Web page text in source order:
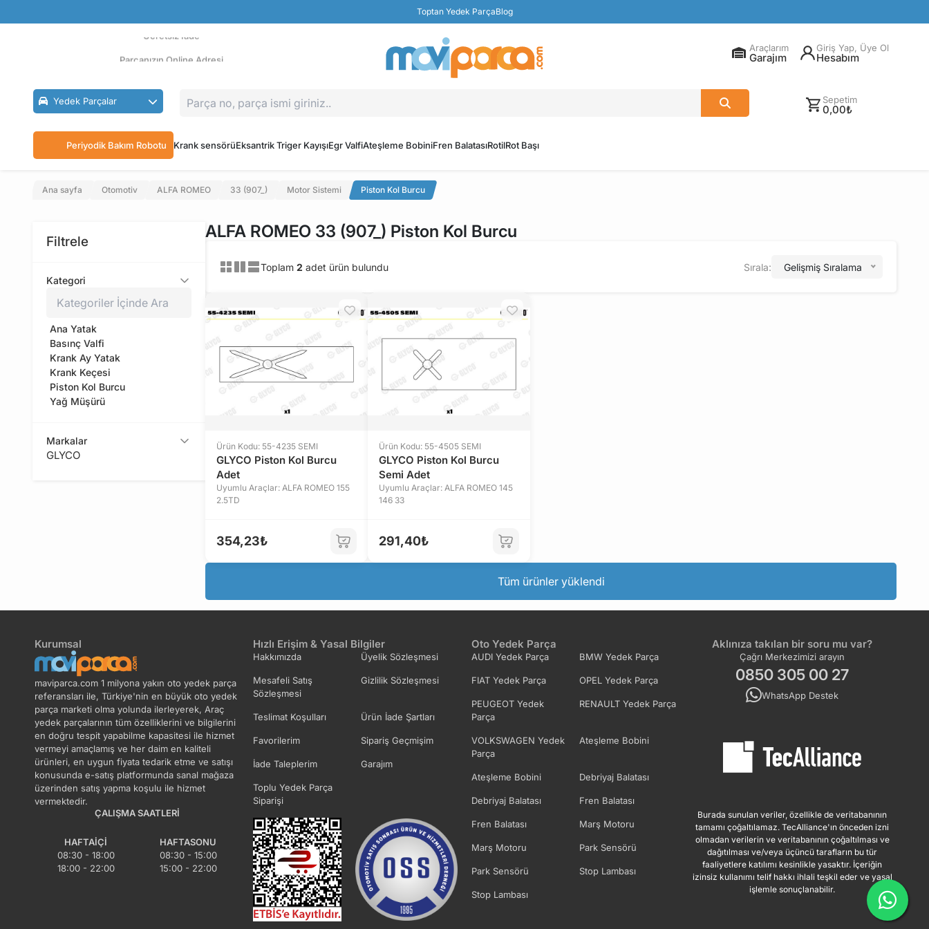
Toptan Yedek ParçaBlog
Parçanızın Online Adresi
Araçlarım
Garajım
Giriş Yap, Üye Ol
Hesabım
Yedek Parçalar Sepetim
0,00₺
Periyodik Bakım Robotu Krank sensörüEksantrik Triger KayışıEgr ValfiAteşleme BobiniFren BalatasıRotilRot Başı
Ana sayfa Otomotiv ALFA ROMEO 33 (907_) Motor Sistemi Piston Kol Burcu
Filtrele
Kategori
Ana Yatak
Basınç Valfi
Krank Ay Yatak
Krank Keçesi
Piston Kol Burcu
Yağ Müşürü
Markalar
GLYCO
ALFA ROMEO 33 (907_) Piston Kol Burcu
Toplam 2 adet ürün bulundu Sırala: Gelişmiş Sıralama
Ürün Kodu: 55-4235 SEMI
GLYCO Piston Kol Burcu
Adet
Uyumlu Araçlar: ALFA ROMEO 155
2.5TD
354,23₺
Ürün Kodu: 55-4505 SEMI
GLYCO Piston Kol Burcu
Semi Adet
Uyumlu Araçlar: ALFA ROMEO 145
146 33
291,40₺
Tüm ürünler yüklendi
Kurumsal
maviparca.com 1 milyona yakın oto yedek parça
referansları ile, Türkiye'nin en büyük oto yedek
parça marketi olma yolunda ilerleyerek, Araç
yedek parçalarının tüm özelliklerini ve bilgilerini
en doğru tespit yapabilme kapasitesi ile hizmet
vermeyi amaçlamış ve her daim en kaliteli
ürünleri, en uygun fiyata tedarik etme ve satışı
konusunda e-satış platformunda sanal mağaza
üzerinden satış yapma koşulu ile hizmet
vermektedir.
ÇALIŞMA SAATLERI
HAFTAIÇI
08:30 - 18:00
18:00 - 22:00
HAFTASONU
08:30 - 15:00
15:00 - 22:00
Hızlı Erişim & Yasal Bilgiler
Hakkımızda Üyelik Sözleşmesi
Mesafeli Satış
Sözleşmesi
Gizlilik Sözleşmesi
Teslimat Koşulları Ürün İade Şartları
Favorilerim Sipariş Geçmişim
İade Taleplerim Garajım
Toplu Yedek Parça
Siparişi
Oto Yedek Parça
AUDI Yedek Parça BMW Yedek Parça
FIAT Yedek Parça OPEL Yedek Parça
PEUGEOT Yedek
Parça
RENAULT Yedek Parça
VOLKSWAGEN Yedek
Parça
Ateşleme Bobini
Ateşleme Bobini Debriyaj Balatası
Debriyaj Balatası Fren Balatası
Fren Balatası Marş Motoru
Marş Motoru Park Sensörü
Park Sensörü Stop Lambası
Stop Lambası
Aklınıza takılan bir soru mu var?
Çağrı Merkezimizi arayın
0850 305 00 27
WhatsApp Destek
Burada sunulan veriler, özellikle de veritabanının
tamamı çoğaltılamaz. TecAlliance'ın önceden izni
olmadan verilerin ve veritabanının çoğaltılması ve
dağıtılması ve/veya üçüncü tarafların bu tür
faaliyetlere katılımı kesinlikle yasaktır. İçeriğin
izinsiz kullanımı telif hakkı ihlali teşkil eder ve yasal
işlemle sonuçlanabilir.